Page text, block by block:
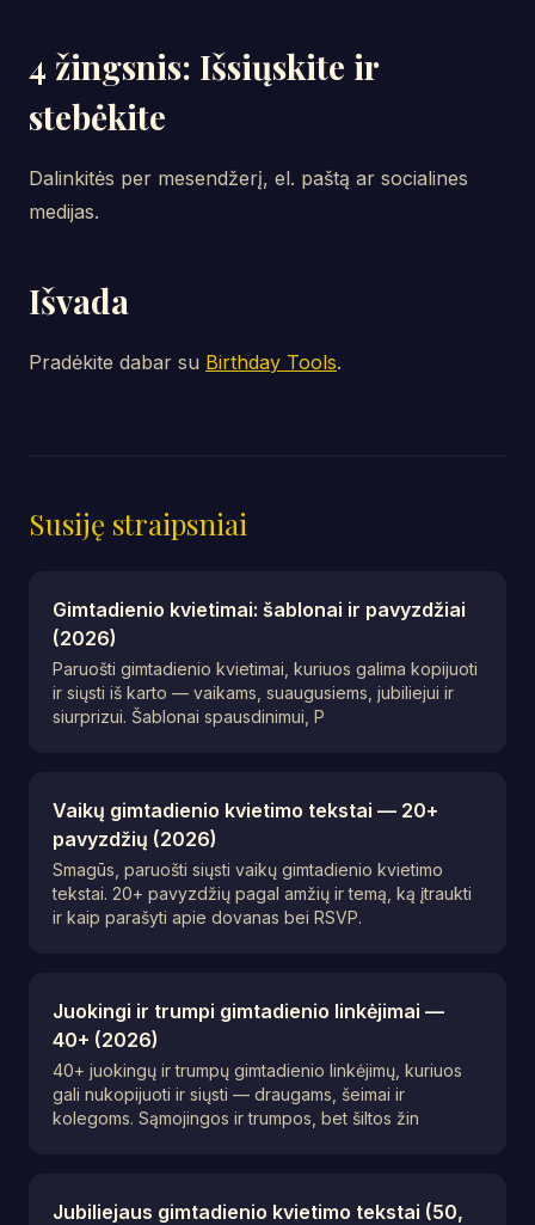
4 žingsnis: Išsiųskite ir
stebėkite
Dalinkitės per mesendžerį, el. paštą ar socialines
medijas.
Išvada
Pradėkite dabar su Birthday Tools.
Susiję straipsniai
Gimtadienio kvietimai: šablonai ir pavyzdžiai
(2026)
Paruošti gimtadienio kvietimai, kuriuos galima kopijuoti
ir siųsti iš karto — vaikams, suaugusiems, jubiliejui ir
siurprizui. Šablonai spausdinimui, P
Vaikų gimtadienio kvietimo tekstai — 20+
pavyzdžių (2026)
Smagūs, paruošti siųsti vaikų gimtadienio kvietimo
tekstai. 20+ pavyzdžių pagal amžių ir temą, ką įtraukti
ir kaip parašyti apie dovanas bei RSVP.
Juokingi ir trumpi gimtadienio linkėjimai —
40+ (2026)
40+ juokingų ir trumpų gimtadienio linkėjimų, kuriuos
gali nukopijuoti ir siųsti — draugams, šeimai ir
kolegoms. Sąmojingos ir trumpos, bet šiltos žin
Jubiliejaus gimtadienio kvietimo tekstai (50,